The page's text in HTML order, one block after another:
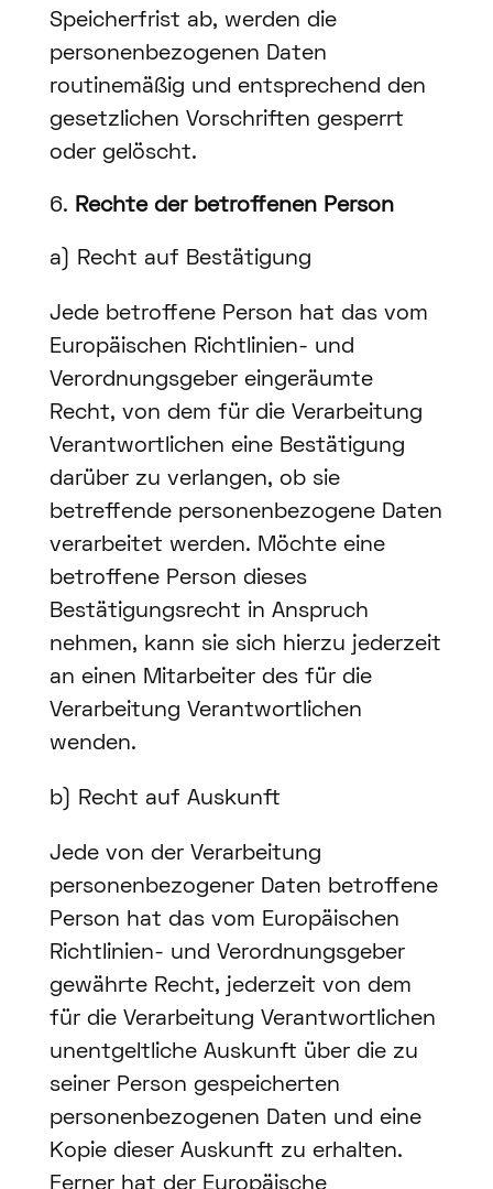
Speicherfrist ab, werden die
personenbezogenen Daten
routinemäßig und entsprechend den
gesetzlichen Vorschriften gesperrt
oder gelöscht.
Rechte der betroffenen Person
a) Recht auf Bestätigung
Jede betroffene Person hat das vom
Europäischen Richtlinien- und
Verordnungsgeber eingeräumte
Recht, von dem für die Verarbeitung
Verantwortlichen eine Bestätigung
darüber zu verlangen, ob sie
betreffende personenbezogene Daten
verarbeitet werden. Möchte eine
betroffene Person dieses
Bestätigungsrecht in Anspruch
nehmen, kann sie sich hierzu jederzeit
an einen Mitarbeiter des für die
Verarbeitung Verantwortlichen
wenden.
b) Recht auf Auskunft
Jede von der Verarbeitung
personenbezogener Daten betroffene
Person hat das vom Europäischen
Richtlinien- und Verordnungsgeber
gewährte Recht, jederzeit von dem
für die Verarbeitung Verantwortlichen
unentgeltliche Auskunft über die zu
seiner Person gespeicherten
personenbezogenen Daten und eine
Kopie dieser Auskunft zu erhalten.
Ferner hat der Europäische